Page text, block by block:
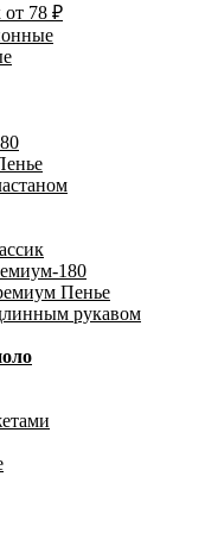
от 78 ₽
180
Пенье
рукавом